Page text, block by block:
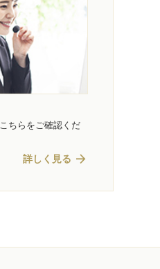
ちらをご確認くだ
詳しく見る arrow_forward